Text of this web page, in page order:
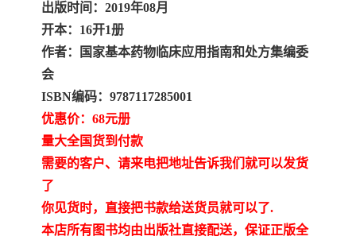
出版时间：2019年08月
开本：16开1册
作者：国家基本药物临床应用指南和处方集编委
会
ISBN编码：9787117285001
优惠价：68元册
量大全国货到付款
需要的客户、请来电把地址告诉我们就可以发货
了
你见货时，直接把书款给送货员就可以了.
本店所有图书均由出版社直接配送，保证正版全